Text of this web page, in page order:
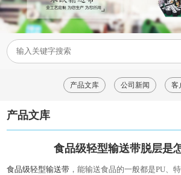
产品文库 公司新闻 客
产品文库
食品级轻型输送带脱层是
食品级轻型输送带 ，能输送食品的一般都是PU、